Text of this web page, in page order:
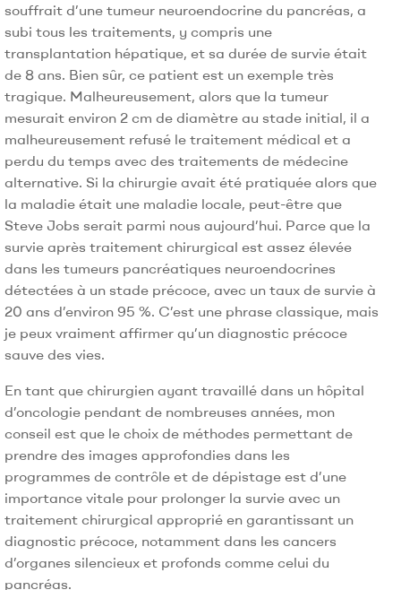
souffrait d’une tumeur neuroendocrine du pancréas, a
subi tous les traitements, y compris une
transplantation hépatique, et sa durée de survie était
de 8 ans. Bien sûr, ce patient est un exemple très
tragique. Malheureusement, alors que la tumeur
mesurait environ 2 cm de diamètre au stade initial, il a
malheureusement refusé le traitement médical et a
perdu du temps avec des traitements de médecine
alternative. Si la chirurgie avait été pratiquée alors que
la maladie était une maladie locale, peut-être que
Steve Jobs serait parmi nous aujourd’hui. Parce que la
survie après traitement chirurgical est assez élevée
dans les tumeurs pancréatiques neuroendocrines
détectées à un stade précoce, avec un taux de survie à
20 ans d’environ 95 %. C’est une phrase classique, mais
je peux vraiment affirmer qu’un diagnostic précoce
sauve des vies.
En tant que chirurgien ayant travaillé dans un hôpital
d’oncologie pendant de nombreuses années, mon
conseil est que le choix de méthodes permettant de
prendre des images approfondies dans les
programmes de contrôle et de dépistage est d’une
importance vitale pour prolonger la survie avec un
traitement chirurgical approprié en garantissant un
diagnostic précoce, notamment dans les cancers
d’organes silencieux et profonds comme celui du
pancréas.